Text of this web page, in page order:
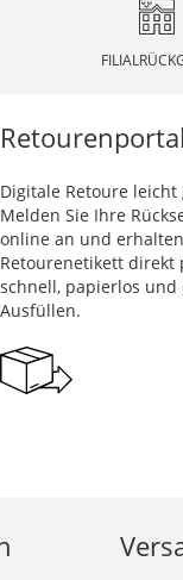
Retourenportal
Digitale Retoure leicht
Melden Sie Ihre
online an und
Retourenetikett direkt
schnell, papierlos und
Ausfüllen.